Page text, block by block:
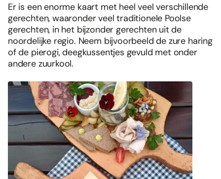
Er is een enorme kaart met heel veel verschillende
gerechten, waaronder veel traditionele Poolse
gerechten, in het bijzonder gerechten uit de
noordelijke regio. Neem bijvoorbeeld de zure haring
of de pierogi, deegkussentjes gevuld met onder
andere zuurkool.